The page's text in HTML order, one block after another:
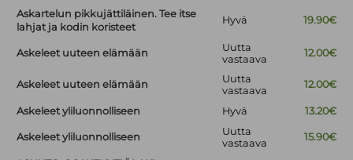
Askartelun pikkujättiläinen. Tee itse
lahjat ja kodin koristeet
Hyvä 19.90€
Askeleet uuteen elämään
Uutta
vastaava
12.00€
Askeleet uuteen elämään
Uutta
vastaava
12.00€
Askeleet yliluonnolliseen Hyvä 13.20€
Askeleet yliluonnolliseen
Uutta
vastaava
15.90€